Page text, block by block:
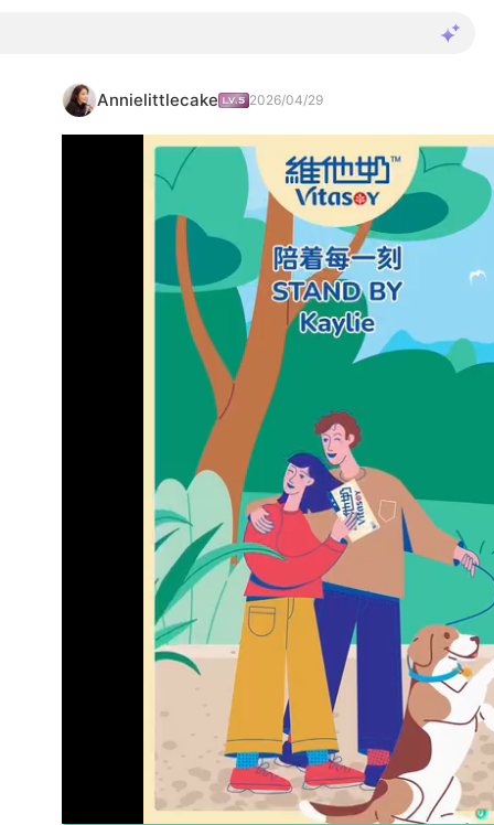
Annielittlecake 2026/04/29
Loaded
100.00%